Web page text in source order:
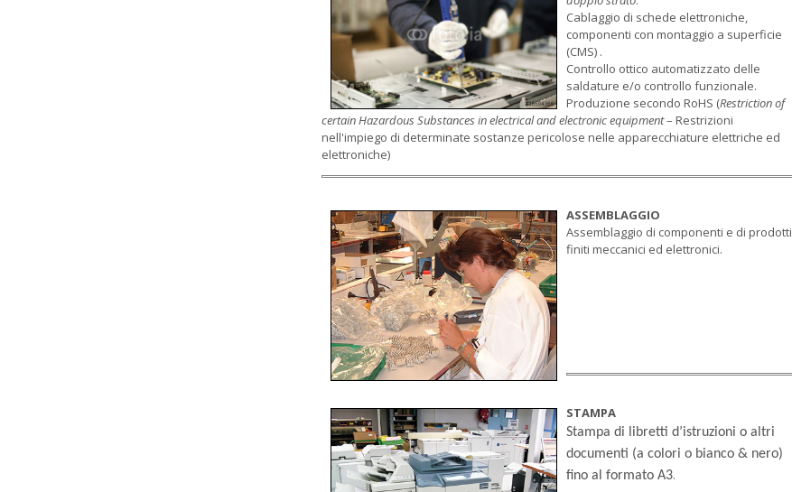
Cablaggio di schede elettroniche,
componenti con montaggio a superficie
(CMS) .
Controllo ottico automatizzato delle
saldature e/o controllo funzionale.
Produzione secondo RoHS (Restriction of
certain Hazardous Substances in electrical and electronic equipment– Restrizioni
nell'impiego di determinate sostanze pericolose nelle apparecchiature elettriche ed
elettroniche)
ASSEMBLAGGIO
Assemblaggio di componenti e di prodotti
finiti meccanici ed elettronici.
STAMPA
Stampa di libretti d’istruzioni o altri
documenti (a colori o bianco & nero)
fino al formato A3.